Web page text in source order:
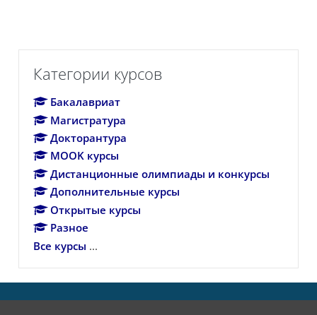
Категории курсов
Бакалавриат
Магистратура
Докторантура
MOOK курсы
Дистанционные олимпиады и конкурсы
Дополнительные курсы
Открытые курсы
Разное
Все курсы ...